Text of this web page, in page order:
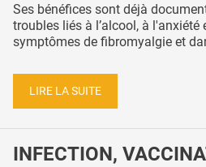
Ses bénéfices sont déjà
troubles liés à l’alcool, à l'anxiété
symptômes de fibromyalgie et
LIRE LA SUITE
INFECTION,